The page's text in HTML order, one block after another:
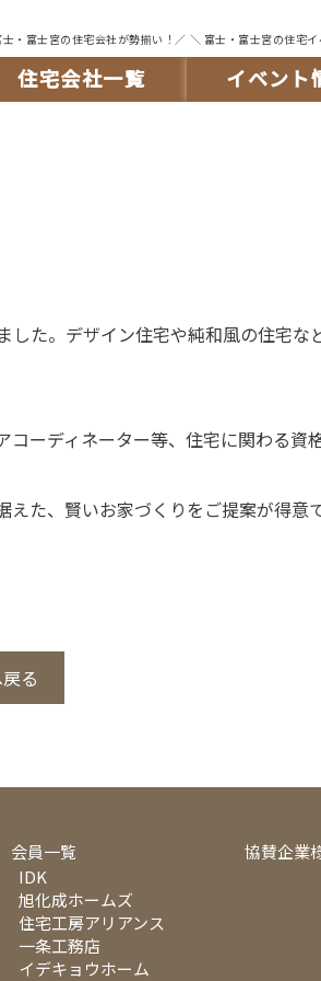
士・富士宮の住宅会社が勢揃い！／
住宅会社一覧
＼ 富士・富士宮の住宅
イベント
た。デザイン住宅や純和風の住宅な
ーディネーター等、住宅に関わる資
た、賢いお家づくりをご提案が得意で
る
会員一覧
IDK
旭化成ホームズ
住宅工房アリアンス
一条工務店
イデキョウホーム
協賛企業